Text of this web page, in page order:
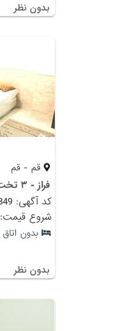
بدون نظر
قم - قم
فراز - ۳ تخت - ۱۰۷
کد آگهی: 114849
شروع قیمت: 355,000 تومان
بدون اتاق
بدون نظر